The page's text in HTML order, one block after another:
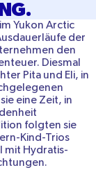
Yukon Arctic
der
den
Diesmal
Pita und Eli, in
eine Zeit, in
folgten sie
Kind-Trios
mit Hydratis-